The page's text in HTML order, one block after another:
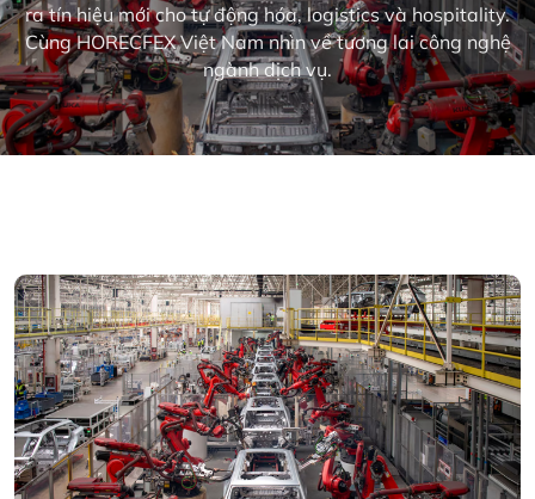
ra tín hiệu mới cho tự động hóa, logistics và hospitality.
Cùng HORECFEX Việt Nam nhìn về tương lai công nghệ
ngành dịch vụ.